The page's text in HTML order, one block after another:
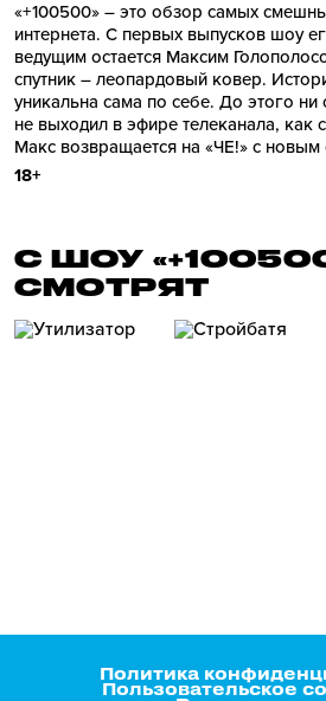
«+100500» – это обзор самых
интернета. С первых выпусков шоу
ведущим остается Максим
спутник – леопардовый ковер.
уникальна сама по себе. До этого ни
не выходил в эфире телеканала, как
Макс возвращается на «ЧЕ!» с новым
18+
С ШОУ
СМОТРЯТ
Политика
Пользовательское